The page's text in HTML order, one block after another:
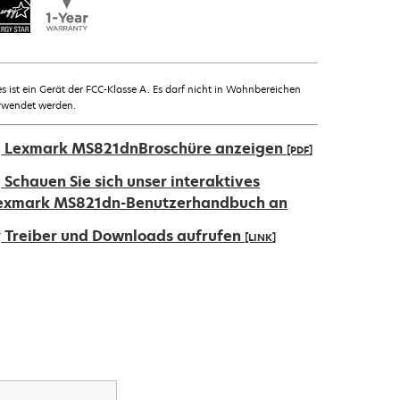
ist ein Gerät der FCC-Klasse A. Es darf nicht in Wohnbereichen
werden.
Lexmark MS821dnBroschüre anzeigen [PDF]
Schauen Sie sich unser interaktives
MS821dn-Benutzerhandbuch an
Treiber und Downloads aufrufen [LINK]